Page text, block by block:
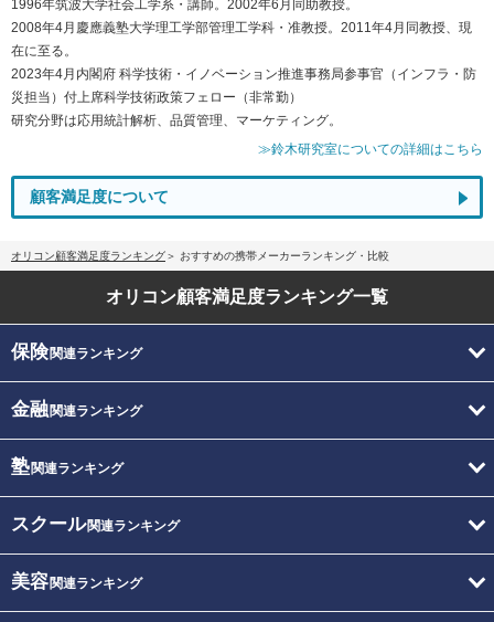
1996年筑波大学社会工学系・講師。2002年6月同助教授。
2008年4月慶應義塾大学理工学部管理工学科・准教授。2011年4月同教授、現
在に至る。
2023年4月内閣府 科学技術・イノベーション推進事務局参事官（インフラ・防
災担当）付上席科学技術政策フェロー（非常勤）
研究分野は応用統計解析、品質管理、マーケティング。
≫鈴木研究室についての詳細はこちら
顧客満足度について
オリコン顧客満足度ランキング おすすめの携帯メーカーランキング・比較
オリコン顧客満足度ランキング一覧
保険関連ランキング
金融関連ランキング
塾関連ランキング
スクール関連ランキング
美容関連ランキング